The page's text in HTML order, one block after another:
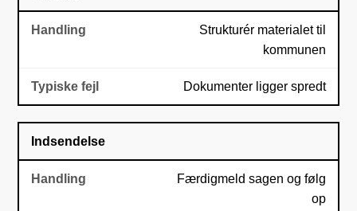
Strukturér materialet til
kommunen
Dokumenter ligger spredt
Indsendelse
Færdigmeld sagen og følg
op